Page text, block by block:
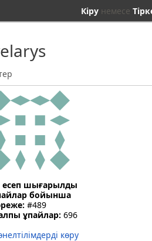
Кіру немесе
есеп шығарылды
бойынша
#489
ұпайлар: 696
көру